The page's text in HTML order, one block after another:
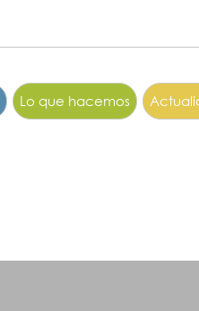
Lo que hacemos